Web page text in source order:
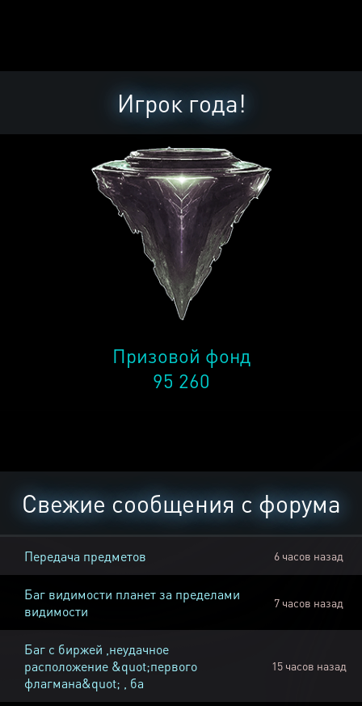
Игрок года!
Призовой фонд
95 260
Свежие сообщения с форума
Передача предметов 6 часов назад
Баг видимости планет за пределами
видимости
7 часов назад
Баг с биржей ,неудачное
расположение &quot;первого
флагмана&quot; , ба
15 часов назад